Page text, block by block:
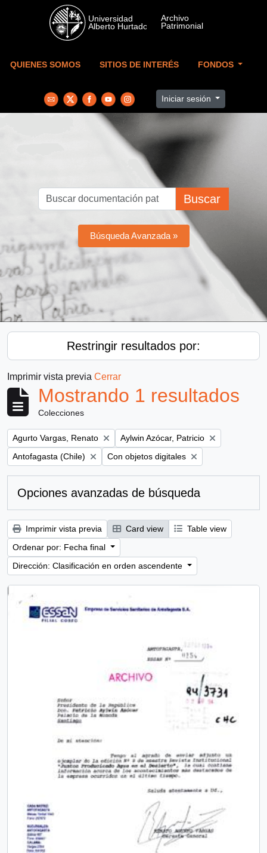
Skip to main content
QUIENES SOMOS SITIOS DE INTERÉS FONDOS
Iniciar sesión
Buscar
Búsqueda Avanzada »
Restringir resultados por:
Imprimir vista previa Cerrar
Mostrando 1 resultados
Colecciones
Remove filter:
Agurto Vargas, Renato Remove filter:
Aylwin Azócar, Patricio
Remove filter:
Antofagasta (Chile) Remove filter:
Con objetos digitales
Opciones avanzadas de búsqueda
Imprimir vista previa Card view
Table view
Ordenar por: Fecha final
Dirección: Clasificación en orden ascendente